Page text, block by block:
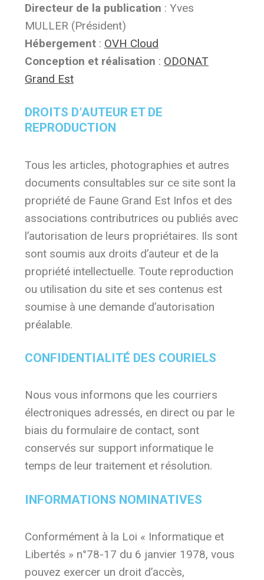
Directeur de la publication : Yves
MULLER (Président)
Hébergement : OVH Cloud
Conception et réalisation : ODONAT
Grand Est
DROITS D’AUTEUR ET DE
REPRODUCTION
Tous les articles, photographies et autres
documents consultables sur ce site sont la
propriété de Faune Grand Est Infos et des
associations contributrices ou publiés avec
l’autorisation de leurs propriétaires. Ils sont
sont soumis aux droits d’auteur et de la
propriété intellectuelle. Toute reproduction
ou utilisation du site et ses contenus est
soumise à une demande d’autorisation
préalable.
CONFIDENTIALITÉ DES COURIELS
Nous vous informons que les courriers
électroniques adressés, en direct ou par le
biais du formulaire de contact, sont
conservés sur support informatique le
temps de leur traitement et résolution.
INFORMATIONS NOMINATIVES
Conformément à la Loi « Informatique et
Libertés » n°78-17 du 6 janvier 1978, vous
pouvez exercer un droit d’accès,